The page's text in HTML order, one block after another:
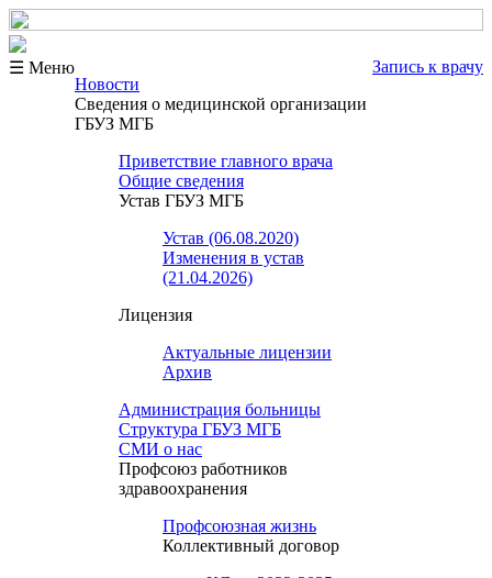
☰ Меню
Запись к врачу
Новости
Сведения о медицинской организации
ГБУЗ МГБ
Приветствие главного врача
Общие сведения
Устав ГБУЗ МГБ
Устав (06.08.2020)
Изменения в устав
(21.04.2026)
Лицензия
Актуальные лицензии
Архив
Администрация больницы
Структура ГБУЗ МГБ
СМИ о нас
Профсоюз работников
здравоохранения
Профсоюзная жизнь
Коллективный договор